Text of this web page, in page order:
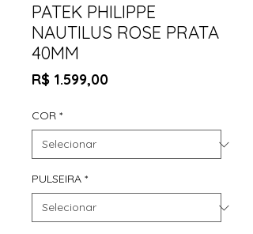
PATEK PHILIPPE
NAUTILUS ROSE PRATA
40MM
R$ 1.599,00Preço
COR *
PULSEIRA *